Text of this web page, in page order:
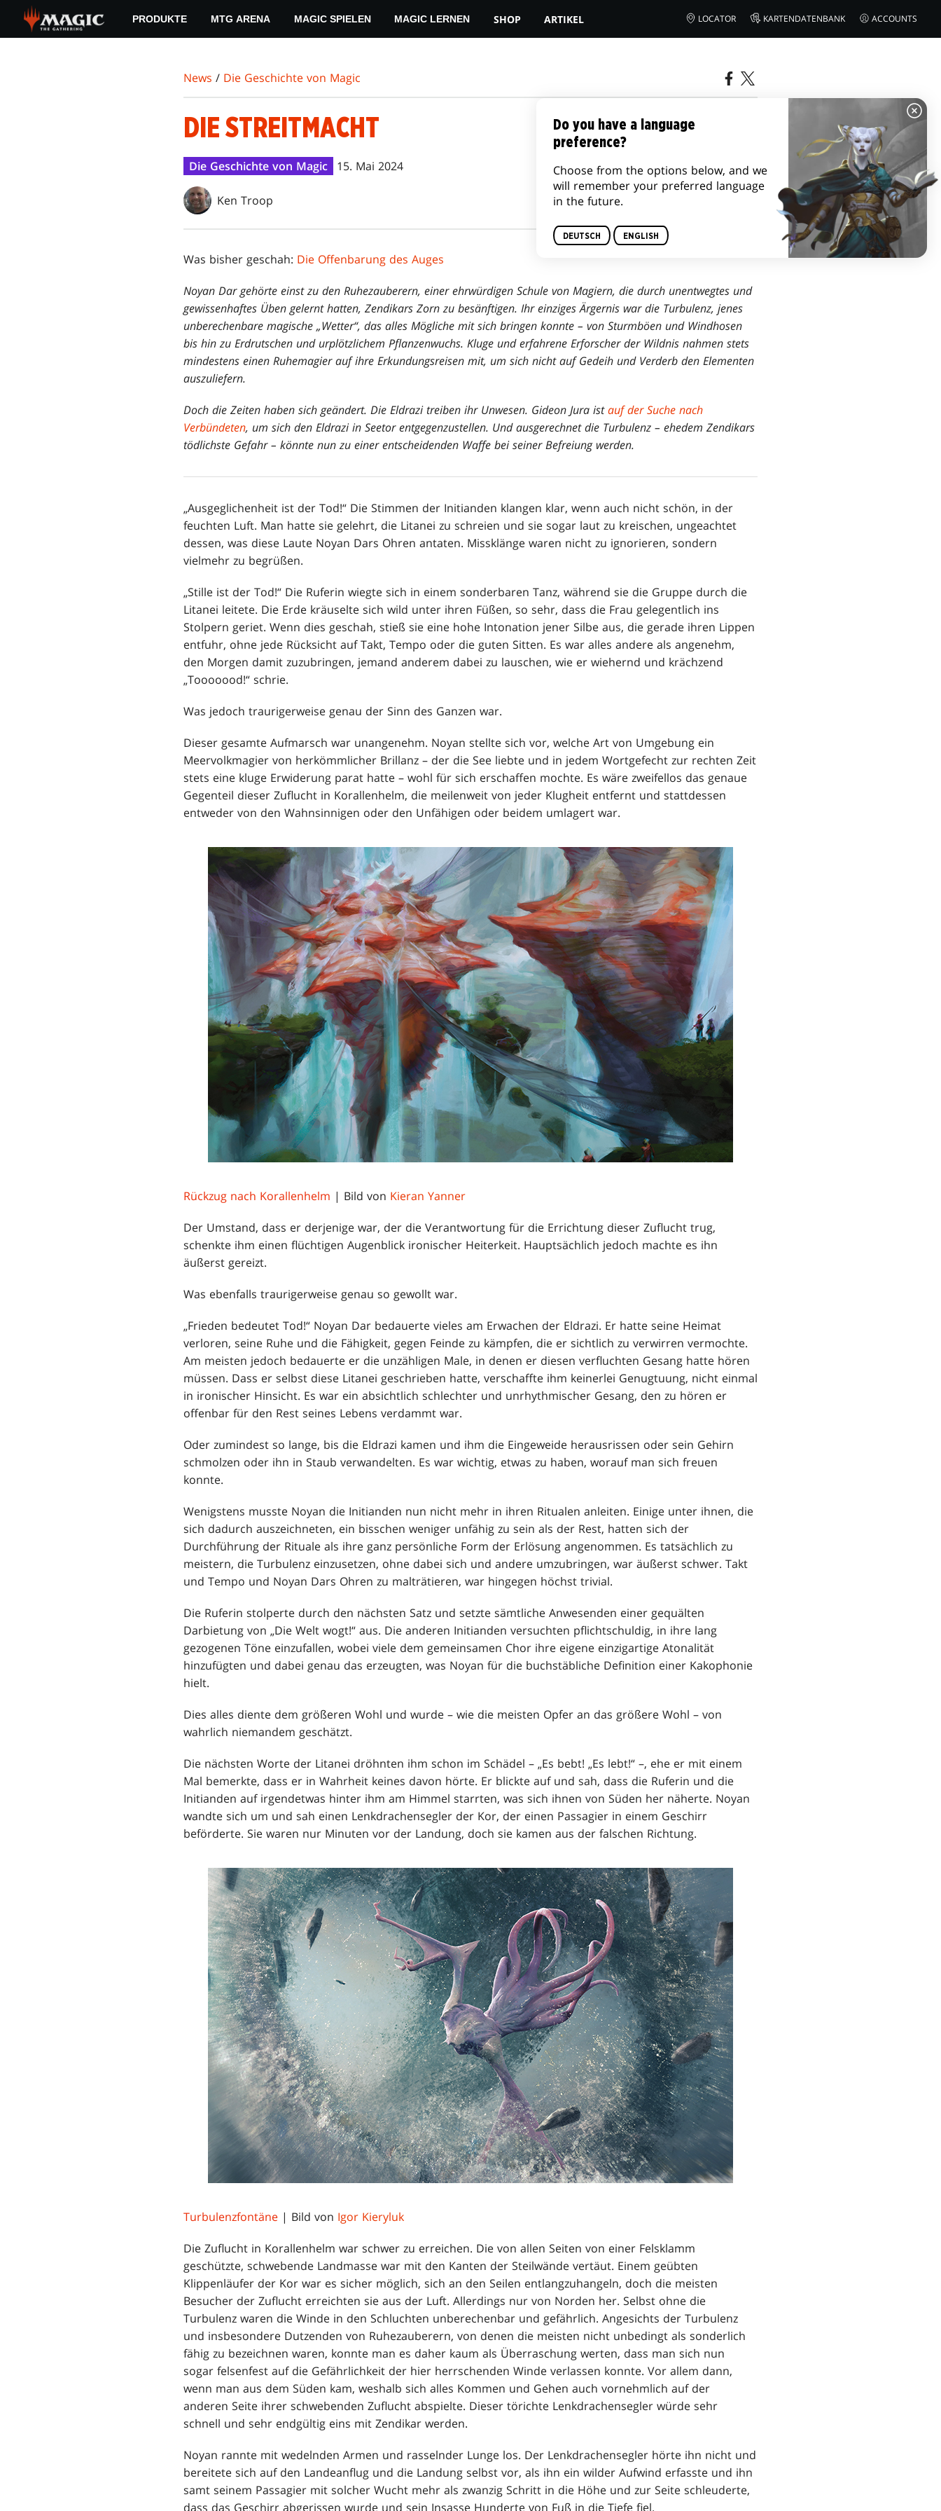
main
PRODUKTE MTG ARENA MAGIC SPIELEN MAGIC LERNEN SHOP ARTIKEL LOCATOR KARTENDATENBANK ACCOUNTS
News / Die Geschichte von Magic
DIE STREITMACHT
Die Geschichte von Magic 15. Mai 2024
Ken Troop
Was bisher geschah: Die Offenbarung des Auges
Noyan Dar gehörte einst zu den Ruhezauberern, einer ehrwürdigen Schule von Magiern, die durch unentwegtes und
gewissenhaftes Üben gelernt hatten, Zendikars Zorn zu besänftigen. Ihr einziges Ärgernis war die Turbulenz, jenes
unberechenbare magische „Wetter“, das alles Mögliche mit sich bringen konnte – von Sturmböen und Windhosen
bis hin zu Erdrutschen und urplötzlichem Pflanzenwuchs. Kluge und erfahrene Erforscher der Wildnis nahmen stets
mindestens einen Ruhemagier auf ihre Erkundungsreisen mit, um sich nicht auf Gedeih und Verderb den Elementen
auszuliefern.
Doch die Zeiten haben sich geändert. Die Eldrazi treiben ihr Unwesen. Gideon Jura istauf der Suche nach
Verbündeten, um sich den Eldrazi in Seetor entgegenzustellen. Und ausgerechnet die Turbulenz – ehedem Zendikars
tödlichste Gefahr – könnte nun zu einer entscheidenden Waffe bei seiner Befreiung werden.
„Ausgeglichenheit ist der Tod!“ Die Stimmen der Initianden klangen klar, wenn auch nicht schön, in der
feuchten Luft. Man hatte sie gelehrt, die Litanei zu schreien und sie sogar laut zu kreischen, ungeachtet
dessen, was diese Laute Noyan Dars Ohren antaten. Missklänge waren nicht zu ignorieren, sondern
vielmehr zu begrüßen.
„Stille ist der Tod!“ Die Ruferin wiegte sich in einem sonderbaren Tanz, während sie die Gruppe durch die
Litanei leitete. Die Erde kräuselte sich wild unter ihren Füßen, so sehr, dass die Frau gelegentlich ins
Stolpern geriet. Wenn dies geschah, stieß sie eine hohe Intonation jener Silbe aus, die gerade ihren Lippen
entfuhr, ohne jede Rücksicht auf Takt, Tempo oder die guten Sitten. Es war alles andere als angenehm,
den Morgen damit zuzubringen, jemand anderem dabei zu lauschen, wie er wiehernd und krächzend
„Tooooood!“ schrie.
Was jedoch traurigerweise genau der Sinn des Ganzen war.
Dieser gesamte Aufmarsch war unangenehm. Noyan stellte sich vor, welche Art von Umgebung ein
Meervolkmagier von herkömmlicher Brillanz – der die See liebte und in jedem Wortgefecht zur rechten Zeit
stets eine kluge Erwiderung parat hatte – wohl für sich erschaffen mochte. Es wäre zweifellos das genaue
Gegenteil dieser Zuflucht in Korallenhelm, die meilenweit von jeder Klugheit entfernt und stattdessen
entweder von den Wahnsinnigen oder den Unfähigen oder beidem umlagert war.
Rückzug nach Korallenhelm | Bild von Kieran Yanner
Der Umstand, dass er derjenige war, der die Verantwortung für die Errichtung dieser Zuflucht trug,
schenkte ihm einen flüchtigen Augenblick ironischer Heiterkeit. Hauptsächlich jedoch machte es ihn
äußerst gereizt.
Was ebenfalls traurigerweise genau so gewollt war.
„Frieden bedeutet Tod!“ Noyan Dar bedauerte vieles am Erwachen der Eldrazi. Er hatte seine Heimat
verloren, seine Ruhe und die Fähigkeit, gegen Feinde zu kämpfen, die er sichtlich zu verwirren vermochte.
Am meisten jedoch bedauerte er die unzähligen Male, in denen er diesen verfluchten Gesang hatte hören
müssen. Dass er selbst diese Litanei geschrieben hatte, verschaffte ihm keinerlei Genugtuung, nicht einmal
in ironischer Hinsicht. Es war ein absichtlich schlechter und unrhythmischer Gesang, den zu hören er
offenbar für den Rest seines Lebens verdammt war.
Oder zumindest so lange, bis die Eldrazi kamen und ihm die Eingeweide herausrissen oder sein Gehirn
schmolzen oder ihn in Staub verwandelten. Es war wichtig, etwas zu haben, worauf man sich freuen
konnte.
Wenigstens musste Noyan die Initianden nun nicht mehr in ihren Ritualen anleiten. Einige unter ihnen, die
sich dadurch auszeichneten, ein bisschen weniger unfähig zu sein als der Rest, hatten sich der
Durchführung der Rituale als ihre ganz persönliche Form der Erlösung angenommen. Es tatsächlich zu
meistern, die Turbulenz einzusetzen, ohne dabei sich und andere umzubringen, war äußerst schwer. Takt
und Tempo und Noyan Dars Ohren zu malträtieren, war hingegen höchst trivial.
Die Ruferin stolperte durch den nächsten Satz und setzte sämtliche Anwesenden einer gequälten
Darbietung von „Die Welt wogt!“ aus. Die anderen Initianden versuchten pflichtschuldig, in ihre lang
gezogenen Töne einzufallen, wobei viele dem gemeinsamen Chor ihre eigene einzigartige Atonalität
hinzufügten und dabei genau das erzeugten, was Noyan für die buchstäbliche Definition einer Kakophonie
hielt.
Dies alles diente dem größeren Wohl und wurde – wie die meisten Opfer an das größere Wohl – von
wahrlich niemandem geschätzt.
Die nächsten Worte der Litanei dröhnten ihm schon im Schädel – „Es bebt! „Es lebt!“ –, ehe er mit einem
Mal bemerkte, dass er in Wahrheit keines davon hörte. Er blickte auf und sah, dass die Ruferin und die
Initianden auf irgendetwas hinter ihm am Himmel starrten, was sich ihnen von Süden her näherte. Noyan
wandte sich um und sah einen Lenkdrachensegler der Kor, der einen Passagier in einem Geschirr
beförderte. Sie waren nur Minuten vor der Landung, doch sie kamen aus der falschen Richtung.
Turbulenzfontäne | Bild von Igor Kieryluk
Die Zuflucht in Korallenhelm war schwer zu erreichen. Die von allen Seiten von einer Felsklamm
geschützte, schwebende Landmasse war mit den Kanten der Steilwände vertäut. Einem geübten
Klippenläufer der Kor war es sicher möglich, sich an den Seilen entlangzuhangeln, doch die meisten
Besucher der Zuflucht erreichten sie aus der Luft. Allerdings nur von Norden her. Selbst ohne die
Turbulenz waren die Winde in den Schluchten unberechenbar und gefährlich. Angesichts der Turbulenz
und insbesondere Dutzenden von Ruhezauberern, von denen die meisten nicht unbedingt als sonderlich
fähig zu bezeichnen waren, konnte man es daher kaum als Überraschung werten, dass man sich nun
sogar felsenfest auf die Gefährlichkeit der hier herrschenden Winde verlassen konnte. Vor allem dann,
wenn man aus dem Süden kam, weshalb sich alles Kommen und Gehen auch vornehmlich auf der
anderen Seite ihrer schwebenden Zuflucht abspielte. Dieser törichte Lenkdrachensegler würde sehr
schnell und sehr endgültig eins mit Zendikar werden.
Noyan rannte mit wedelnden Armen und rasselnder Lunge los. Der Lenkdrachensegler hörte ihn nicht und
bereitete sich auf den Landeanflug und die Landung selbst vor, als ihn ein wilder Aufwind erfasste und ihn
samt seinem Passagier mit solcher Wucht mehr als zwanzig Schritt in die Höhe und zur Seite schleuderte,
dass das Geschirr abgerissen wurde und sein Insasse Hunderte von Fuß in die Tiefe fiel.
Do you have a language
preference?
Choose from the options below, and we
will remember your preferred language
in the future.
DEUTSCH ENGLISH